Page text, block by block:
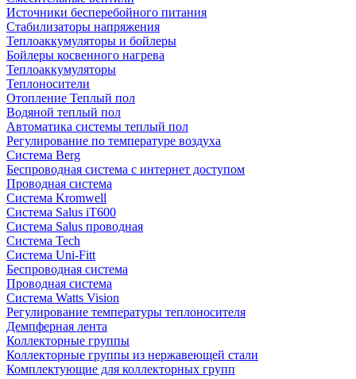
Источники бесперебойного питания
Стабилизаторы напряжения
Теплоаккумуляторы и бойлеры
Бойлеры косвенного нагрева
Теплоаккумуляторы
Теплоносители
Отопление Теплый пол
Водяной теплый пол
Автоматика системы теплый пол
Регулирование по температуре воздуха
Система Berg
Беспроводная система с интернет доступом
Проводная система
Система Kromwell
Система Salus iT600
Система Salus проводная
Система Tech
Система Uni-Fitt
Беспроводная система
Проводная система
Система Watts Vision
Регулирование температуры теплоносителя
Демпферная лента
Коллекторные группы
Коллекторные группы из нержавеющей стали
Комплектующие для коллекторных групп